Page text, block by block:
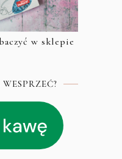
w sklepie